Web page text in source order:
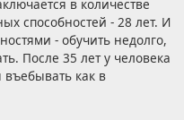
в количестве
способностей - 28 лет. И
- обучить недолго,
После 35 лет у человека
въебывать как в